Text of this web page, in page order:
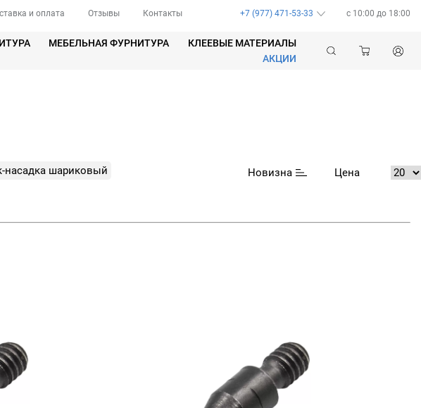
и оплата Отзывы Контакты +7 (977) 471-53-33 c 10:00 до 18:00
МЕБЕЛЬНАЯ ФУРНИТУРА
КЛЕЕВЫЕ МАТЕРИАЛЫ
АКЦИИ
насадка шариковый Новизна Цена